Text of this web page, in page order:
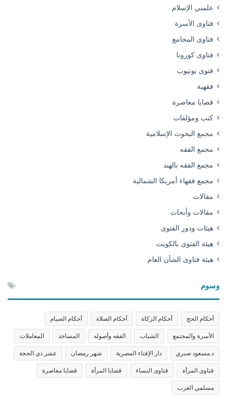
علمني الإسلام
فتاوى الأسرة
فتاوى المجامع
فتاوى كورونا
فتوى يوتيوب
فقهية
قضايا معاصرة
كتب ومؤلفات
مجمع البحوث الإسلامية
مجمع الفقه
مجمع الفقه بالهند
مجمع فقهاء أمريكا الشمالية
مقالات
مقالات وأبحاث
هيئات ودور الفتوى
هيئة الفتوى بالكويت
هيئة فتاوى الشأن العام
وسوم
أحكام الحج أحكام الزكاة أحكام الصلاة أحكام الصيام
الأسرة والمجتمع الشباب الفقه وأصوله المساجد المعاملات
د.مسعود صبري دار الإفتاء المصرية شهر رمضان عشر ذي الحجة
فتاوى المرأة فتاوى النساء قضايا المرأة قضايا معاصرة
مسلمي الغرب